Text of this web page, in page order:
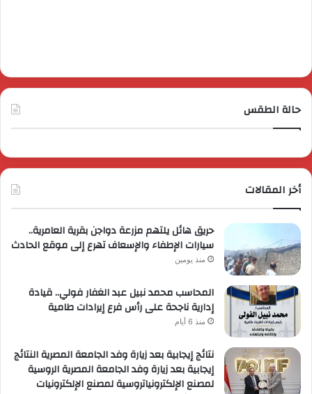
حالة الطقس
أخر المقالات
حريق هائل يلتهم مزرعة دواجن بقرية العامرية..
سيارات الإطفاء والإسعاف تهرع إلى موقع الحادث
منذ يومين
المحاسب محمد نبيل عبد الغفار فولي.. قيادة
إدارية ناجحة على رأس فرع إيرادات طامية
منذ 6 أيام
نتائج إيجابية بعد زيارة وفد الجامعة المصرية النتائج
إيجابية بعد زيارة وفد الجامعة المصرية الروسية
لمصنع الإلكترونياتروسية لمصنع الإلكترونيات